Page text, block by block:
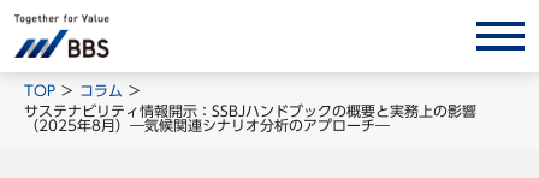
サービス/ソリューション
経営会計コンサルティング
TOP
コラム
サステナビリティ情報開示：SSBJハンドブックの概要と実務上の影響
（2025年8月）―気候関連シナリオ分析のアプローチ―